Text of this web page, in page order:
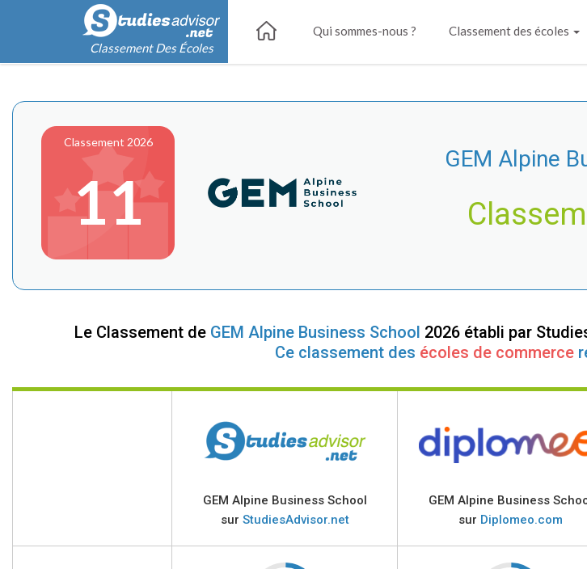
Classement Des Écoles
Qui sommes-nous ? Classement des écoles
Classement 2026
11
GEM Alpine
Le Classement de GEM Alpine Business School 2026 établi par
Ce classement des écoles de commerce
GEM Alpine Business School
sur StudiesAdvisor.net
GEM Alpine Business
sur Diplomeo.com